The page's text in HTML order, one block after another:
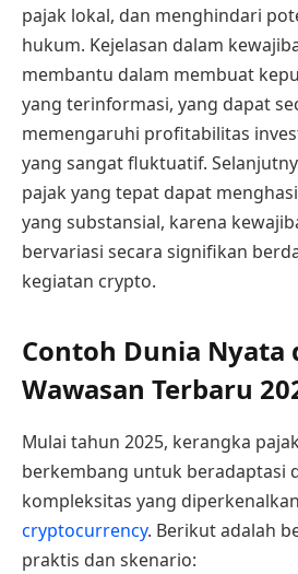
pajak lokal, dan menghindari
hukum. Kejelasan dalam
membantu dalam membuat
yang terinformasi, yang dapat
memengaruhi profitabilitas
yang sangat fluktuatif.
pajak yang tepat dapat
yang substansial, karena
bervariasi secara signifikan
kegiatan crypto.
Contoh Dunia Nyata
Wawasan Terbaru
Mulai tahun 2025, kerangka
berkembang untuk beradaptasi
kompleksitas yang
cryptocurrency. Berikut adalah
praktis dan skenario: